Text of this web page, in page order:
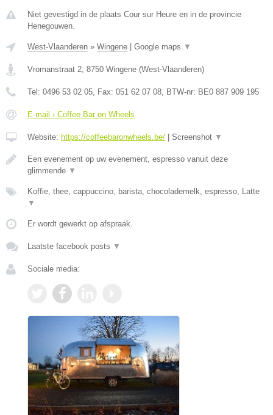
Niet gevestigd in de plaats Cour sur Heure en in de provincie
Henegouwen.
West-Vlaanderen » Wingene Google maps ▼
Vromanstraat 2 8750 Wingene (West-Vlaanderen)
Tel: 0496 53 02 05 , Fax: 051 62 07 08 , BTW-nr: BE0 887 909 195
E-mail › Coffee Bar on Wheels
Website: https://coffeebaronwheels.be/ Screenshot ▼
Een evenement op uw evenement, espresso vanuit deze
glimmende ▼
Koffie, thee, cappuccino, barista, chocolademelk, espresso, Latte
▼
Er wordt gewerkt op afspraak.
Laatste facebook posts ▼
Sociale media: